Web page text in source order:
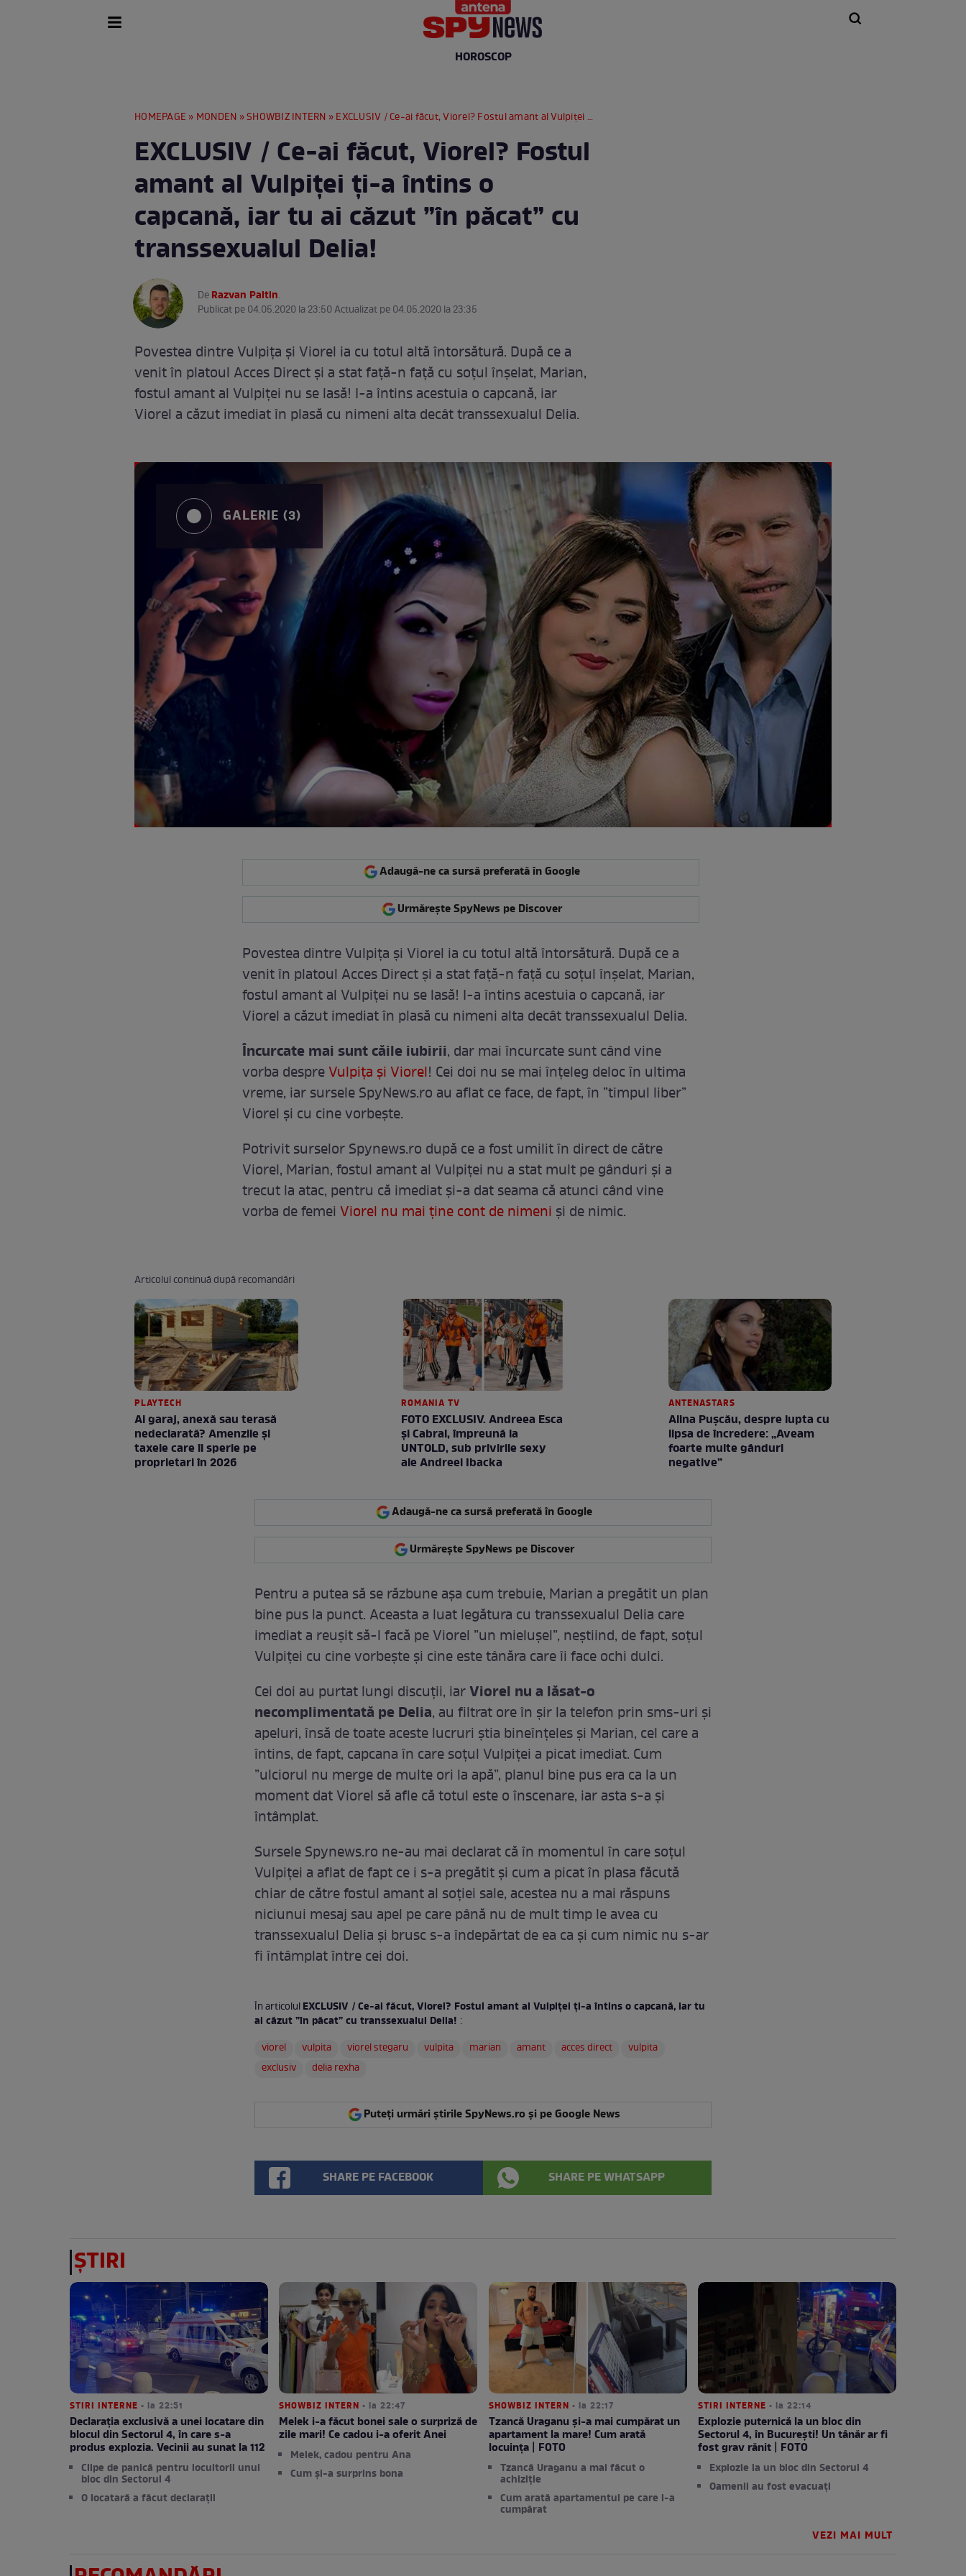
HOROSCOP
HOMEPAGE » MONDEN »SHOWBIZ INTERN » EXCLUSIV / Ce-ai făcut, Viorel? Fostul amant al Vulpiței ți-a întins o capcană, iar tu ai căzut ”în păcat” cu transsexualul Delia!
EXCLUSIV / Ce-ai făcut, Viorel? Fostul
amant al Vulpiței ți-a întins o
capcană, iar tu ai căzut ”în păcat” cu
transsexualul Delia!
DeRazvan Paltin.
Publicat pe 04.05.2020 la 23:50 Actualizat pe 04.05.2020 la 23:35
Povestea dintre Vulpița și Viorel ia cu totul altă întorsătură. După ce a
venit în platoul Acces Direct și a stat față-n față cu soțul înșelat, Marian,
fostul amant al Vulpiței nu se lasă! I-a întins acestuia o capcană, iar
Viorel a căzut imediat în plasă cu nimeni alta decât transsexualul Delia.
GALERIE (3)
Adaugă-ne ca sursă preferată în Google
Urmărește SpyNews pe Discover
Povestea dintre Vulpița și Viorel ia cu totul altă întorsătură. După ce a
venit în platoul Acces Direct și a stat față-n față cu soțul înșelat, Marian,
fostul amant al Vulpiței nu se lasă! I-a întins acestuia o capcană, iar
Viorel a căzut imediat în plasă cu nimeni alta decât transsexualul Delia.
Încurcate mai sunt căile iubirii, dar mai încurcate sunt când vine
vorba despreVulpița și Viorel! Cei doi nu se mai înțeleg deloc în ultima
vreme, iar sursele SpyNews.ro au aflat ce face, de fapt, în ”timpul liber”
Viorel și cu cine vorbește.
Potrivit surselor Spynews.ro după ce a fost umilit în direct de către
Viorel, Marian, fostul amant al Vulpiței nu a stat mult pe gânduri și a
trecut la atac, pentru că imediat și-a dat seama că atunci când vine
vorba de femei Viorel nu mai ține cont de nimeni și de nimic.
Articolul continuă după recomandări
PLAYTECH
Ai garaj, anexă sau terasă
nedeclarată? Amenzile și
taxele care îi sperie pe
proprietari în 2026
ROMANIA TV
FOTO EXCLUSIV. Andreea Esca
şi Cabral, împreună la
UNTOLD, sub privirile sexy
ale Andreei Ibacka
ANTENASTARS
Alina Pușcău, despre lupta cu
lipsa de încredere: „Aveam
foarte multe gânduri
negative”
Adaugă-ne ca sursă preferată în Google
Urmărește SpyNews pe Discover
Pentru a putea să se răzbune așa cum trebuie, Marian a pregătit un plan
bine pus la punct. Aceasta a luat legătura cu transsexualul Delia care
imediat a reușit să-l facă pe Viorel ”un mielușel”, neștiind, de fapt, soțul
Vulpiței cu cine vorbește și cine este tânăra care îi face ochi dulci.
Cei doi au purtat lungi discuții, iarViorel nu a lăsat-o
necomplimentată pe Delia, au filtrat ore în șir la telefon prin sms-uri și
apeluri, însă de toate aceste lucruri știa bineînțeles și Marian, cel care a
întins, de fapt, capcana în care soțul Vulpiței a picat imediat. Cum
”ulciorul nu merge de multe ori la apă”, planul bine pus era ca la un
moment dat Viorel să afle că totul este o înscenare, iar asta s-a și
întâmplat.
Sursele Spynews.ro ne-au mai declarat că în momentul în care soțul
Vulpiței a aflat de fapt ce i s-a pregătit și cum a picat în plasa făcută
chiar de către fostul amant al soției sale, acestea nu a mai răspuns
niciunui mesaj sau apel pe care până nu de mult timp le avea cu
transsexualul Delia și brusc s-a îndepărtat de ea ca și cum nimic nu s-ar
fi întâmplat între cei doi.
În articolulEXCLUSIV / Ce-ai făcut, Viorel? Fostul amant al Vulpiței ți-a întins o capcană, iar tu
ai căzut ”în păcat” cu transsexualul Delia! :
viorel
vulpita viorel stegaru vulpita marian amant acces direct
vulpita
exclusiv
delia rexha
Puteți urmări știrile SpyNews.ro și pe Google News
SHARE PE FACEBOOK SHARE PE WHATSAPP
ȘTIRI
STIRI INTERNE • la 22:51
Declarația exclusivă a unei locatare din
blocul din Sectorul 4, în care s-a
produs explozia. Vecinii au sunat la 112
Clipe de panică pentru locuitorii unui
bloc din Sectorul 4
O locatară a făcut declarații
SHOWBIZ INTERN • la 22:47
Melek i-a făcut bonei sale o surpriză de
zile mari! Ce cadou i-a oferit Anei
Melek, cadou pentru Ana
Cum și-a surprins bona
SHOWBIZ INTERN • la 22:17
Tzancă Uraganu și-a mai cumpărat un
apartament la mare! Cum arată
locuința | FOTO
Tzancă Uraganu a mai făcut o
achiziție
Cum arată apartamentul pe care l-a
cumpărat
STIRI INTERNE • la 22:14
Explozie puternică la un bloc din
Sectorul 4, în București! Un tânăr ar fi
fost grav rănit | FOTO
Explozie la un bloc din Sectorul 4
Oamenii au fost evacuați
VEZI MAI MULT